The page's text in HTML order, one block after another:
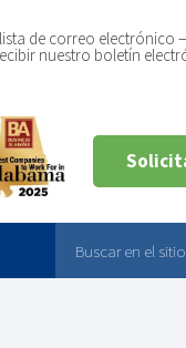
lista de correo electrónico
nuestro boletín